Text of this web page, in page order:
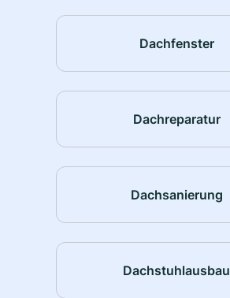
Dachfenster
Dachreparatur
Dachsanierung
Dachstuhlausbau